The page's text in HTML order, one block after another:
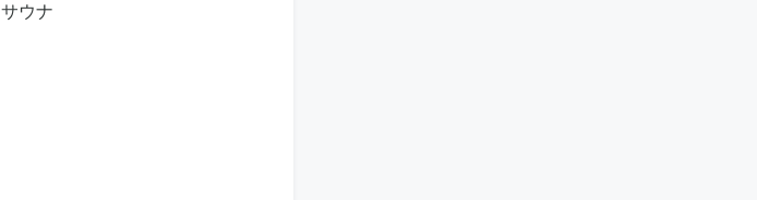
サウナ